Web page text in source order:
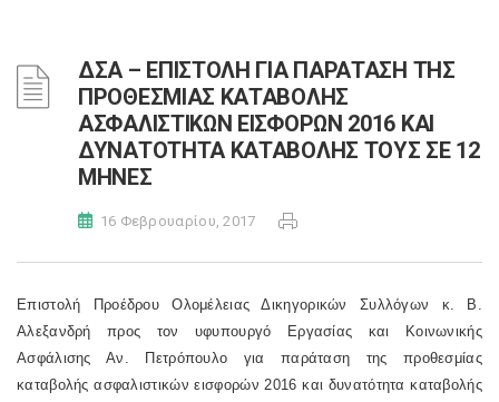
ΔΣΑ – ΕΠΙΣΤΟΛΗ ΓΙΑ ΠΑΡΑΤΑΣΗ ΤΗΣ
ΠΡΟΘΕΣΜΙΑΣ ΚΑΤΑΒΟΛΗΣ
ΑΣΦΑΛΙΣΤΙΚΩΝ ΕΙΣΦΟΡΩΝ 2016 ΚΑΙ
ΔΥΝΑΤΟΤΗΤΑ ΚΑΤΑΒΟΛΗΣ ΤΟΥΣ ΣΕ 12
ΜΗΝΕΣ
16 Φεβρουαρίου, 2017
Επιστολή Προέδρου Ολομέλειας Δικηγορικών Συλλόγων κ. Β.
Αλεξανδρή προς τον υφυπουργό Εργασίας και Κοινωνικής
Ασφάλισης Αν. Πετρόπουλο για παράταση της προθεσμίας
καταβολής ασφαλιστικών εισφορών 2016 και δυνατότητα καταβολής